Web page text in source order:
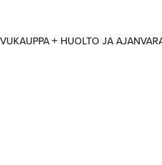
KAUPPA HUOLTO JA